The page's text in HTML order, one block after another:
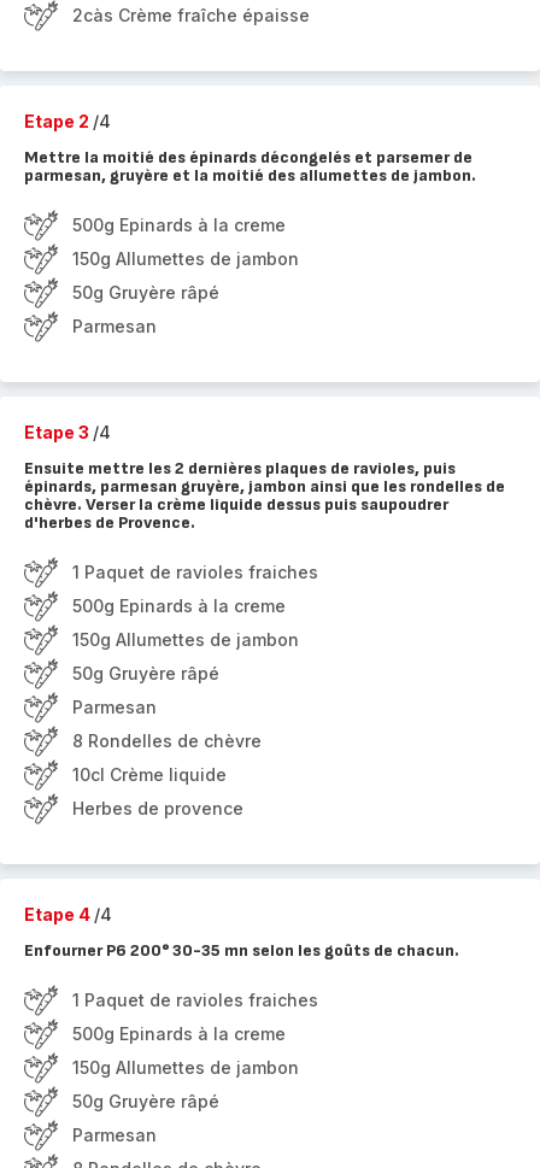
2càs Crème fraîche épaisse
Etape 2 /4
Mettre la moitié des épinards décongelés et parsemer de
parmesan, gruyère et la moitié des allumettes de jambon.
500g Epinards à la creme
150g Allumettes de jambon
50g Gruyère râpé
Parmesan
Etape 3 /4
Ensuite mettre les 2 dernières plaques de ravioles, puis
épinards, parmesan gruyère, jambon ainsi que les rondelles de
chèvre. Verser la crème liquide dessus puis saupoudrer
d'herbes de Provence.
1 Paquet de ravioles fraiches
500g Epinards à la creme
150g Allumettes de jambon
50g Gruyère râpé
Parmesan
8 Rondelles de chèvre
10cl Crème liquide
Herbes de provence
Etape 4 /4
Enfourner P6 200° 30-35 mn selon les goûts de chacun.
1 Paquet de ravioles fraiches
500g Epinards à la creme
150g Allumettes de jambon
50g Gruyère râpé
Parmesan